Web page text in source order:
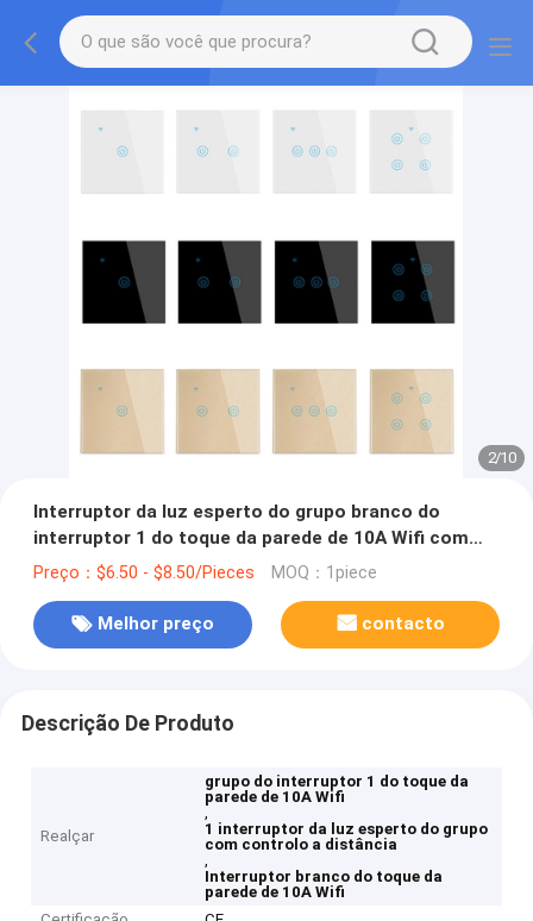
2/10
Interruptor da luz esperto do grupo branco do
interruptor 1 do toque da parede de 10A Wifi com
controlo a distância
Preço：$6.50 - $8.50/Pieces MOQ：1piece
Melhor preço contacto
Descrição De Produto
Realçar
grupo do interruptor 1 do toque da
parede de 10A Wifi
,
1 interruptor da luz esperto do grupo
com controlo a distância
,
Interruptor branco do toque da
parede de 10A Wifi